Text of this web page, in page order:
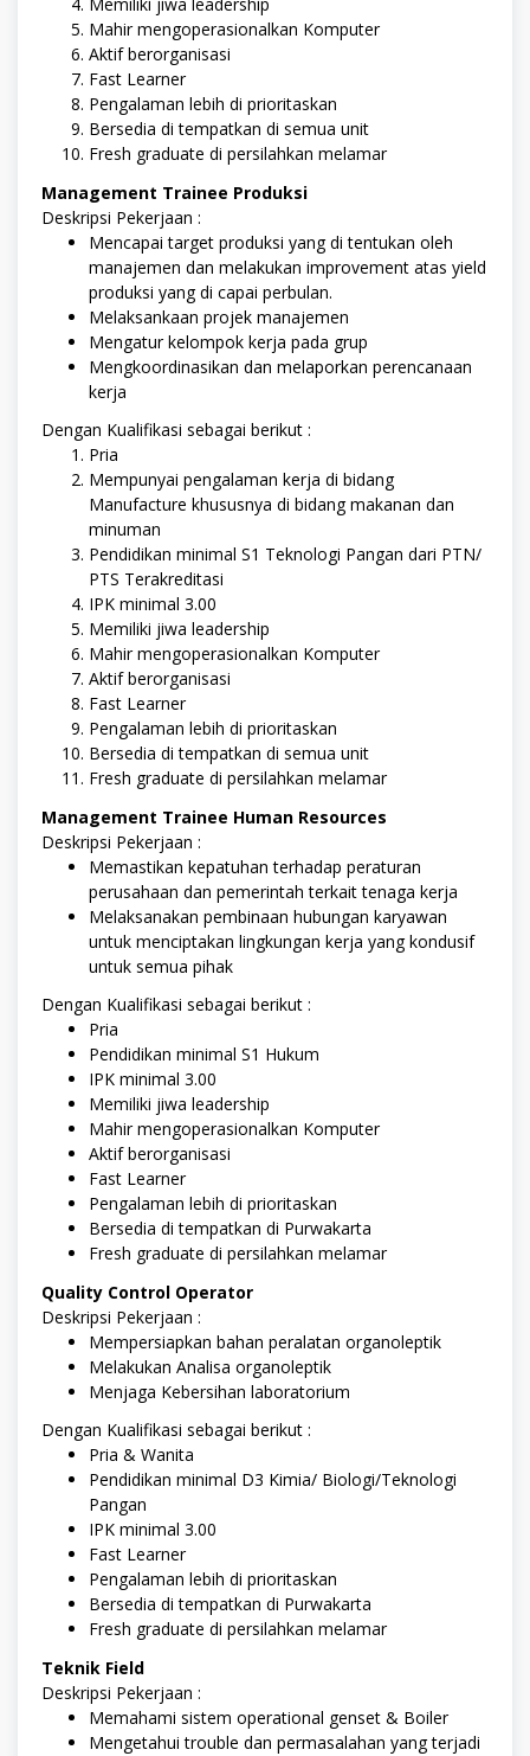
Mahir mengoperasionalkan Komputer
Aktif berorganisasi
Fast Learner
Pengalaman lebih di prioritaskan
Bersedia di tempatkan di semua unit
Fresh graduate di persilahkan melamar
Management Trainee Produksi
Deskripsi Pekerjaan :
Mencapai target produksi yang di tentukan oleh
manajemen dan melakukan improvement atas yield
produksi yang di capai perbulan.
Melaksankaan projek manajemen
Mengatur kelompok kerja pada grup
Mengkoordinasikan dan melaporkan perencanaan
kerja
Dengan Kualifikasi sebagai berikut :
Pria
Mempunyai pengalaman kerja di bidang
Manufacture khususnya di bidang makanan dan
minuman
Pendidikan minimal S1 Teknologi Pangan dari PTN/
PTS Terakreditasi
IPK minimal 3.00
Memiliki jiwa leadership
Mahir mengoperasionalkan Komputer
Aktif berorganisasi
Fast Learner
Pengalaman lebih di prioritaskan
Bersedia di tempatkan di semua unit
Fresh graduate di persilahkan melamar
Management Trainee Human Resources
Deskripsi Pekerjaan :
Memastikan kepatuhan terhadap peraturan
perusahaan dan pemerintah terkait tenaga kerja
Melaksanakan pembinaan hubungan karyawan
untuk menciptakan lingkungan kerja yang kondusif
untuk semua pihak
Dengan Kualifikasi sebagai berikut :
Pria
Pendidikan minimal S1 Hukum
IPK minimal 3.00
Memiliki jiwa leadership
Mahir mengoperasionalkan Komputer
Aktif berorganisasi
Fast Learner
Pengalaman lebih di prioritaskan
Bersedia di tempatkan di Purwakarta
Fresh graduate di persilahkan melamar
Quality Control Operator
Deskripsi Pekerjaan :
Mempersiapkan bahan peralatan organoleptik
Melakukan Analisa organoleptik
Menjaga Kebersihan laboratorium
Dengan Kualifikasi sebagai berikut :
Pria & Wanita
Pendidikan minimal D3 Kimia/ Biologi/Teknologi
Pangan
IPK minimal 3.00
Fast Learner
Pengalaman lebih di prioritaskan
Bersedia di tempatkan di Purwakarta
Fresh graduate di persilahkan melamar
Teknik Field
Deskripsi Pekerjaan :
Memahami sistem operational genset & Boiler
Mengetahui trouble dan permasalahan yang terjadi